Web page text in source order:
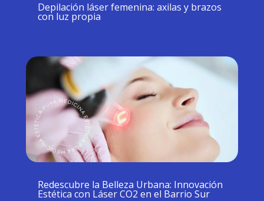
Depilación láser femenina: axilas y brazos
con luz propia
Redescubre la Belleza Urbana: Innovación
Estética con Láser CO2 en el Barrio Sur